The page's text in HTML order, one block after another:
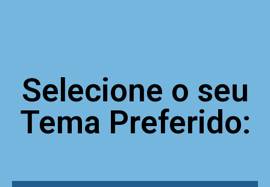
Selecione o seu
Tema Preferido: